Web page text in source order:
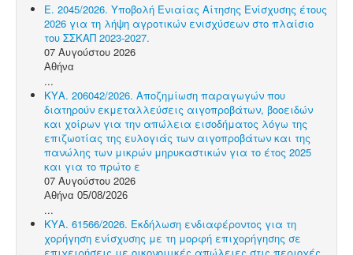
Ε. 2045/2026. Υποβολή Ενιαίας Αίτησης Ενίσχυσης έτους
2026 για τη λήψη αγροτικών ενισχύσεων στο πλαίσιο
του ΣΣΚΑΠ 2023-2027.
07 Αυγούστου 2026
Αθήνα
...
ΚΥΑ. 206042/2026. Αποζημίωση παραγωγών που
διατηρούν εκμεταλλεύσεις αιγοπροβάτων, βοοειδών
και χοίρων για την απώλεια εισοδήματος λόγω της
επιζωοτίας της ευλογιάς των αιγοπροβάτων και της
πανώλης των μικρών μηρυκαστικών για το έτος 2025
και για το πρώτο ε
07 Αυγούστου 2026
Αθήνα 05/08/2026
...
ΚΥΑ. 61566/2026. Εκδήλωση ενδιαφέροντος για τη
χορήγηση ενίσχυσης με τη μορφή επιχορήγησης σε